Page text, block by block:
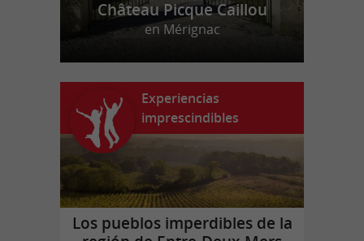
Château Picque Caillou
en Mérignac
Experiencias
imprescindibles
Los pueblos imperdibles de la